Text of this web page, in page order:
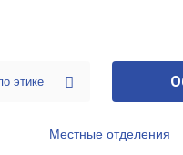
Местные отделения